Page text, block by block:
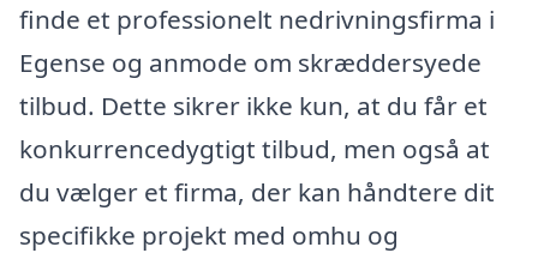
finde et professionelt nedrivningsfirma i
Egense og anmode om skræddersyede
tilbud. Dette sikrer ikke kun, at du får et
konkurrencedygtigt tilbud, men også at
du vælger et firma, der kan håndtere dit
specifikke projekt med omhu og